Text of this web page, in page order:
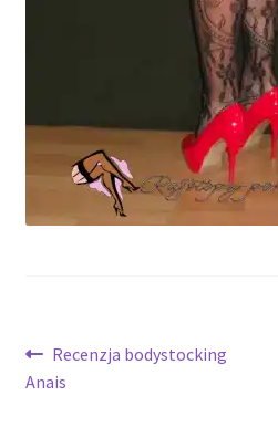
Nawigacja
wpisu
Poprzedni
wpis:
Recenzja bodystocking
Anais